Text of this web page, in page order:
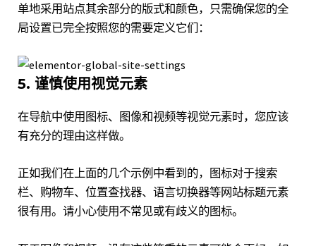
单地采用站点其余部分的版式和颜色，只需确保您的全
局设置已完全按照您的需要定义它们：
5. 谨慎使用视觉元素
在导航中使用图标、图像和视频等视觉元素时，您应该
有充分的理由这样做。
正如我们在上面的几个示例中看到的，图标对于搜索
栏、购物车、位置查找器、语言切换器等网站标题元素
很有用。请小心使用不常见或有歧义的图标。